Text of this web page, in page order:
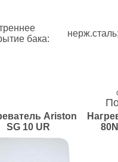
бака:
нерж.сталь;
Ariston
SG 10 UR